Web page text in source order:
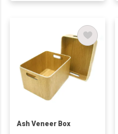
Ash Veneer Box